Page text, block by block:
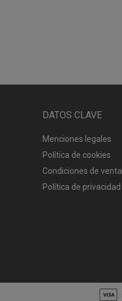
DATOS CLAVE
Menciones legales
Política de cookies
Condiciones de venta
Política de privacidad